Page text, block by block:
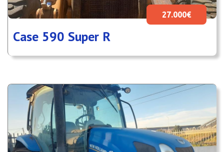
27.000€
Case 590 Super R